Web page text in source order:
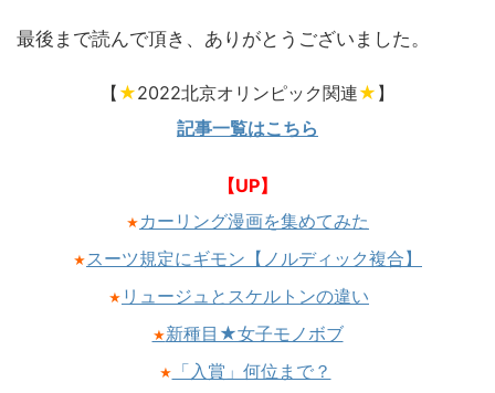
最後まで読んで頂き、ありがとうございました。
【 ★2022北京オリンピック関連★ 】
記事一覧はこちら
【UP】
★ カーリング漫画を集めてみた
★ スーツ規定にギモン【ノルディック複合】
★ リュージュとスケルトンの違い
★新種目★女子モノボブ
★ 「入賞」何位まで？